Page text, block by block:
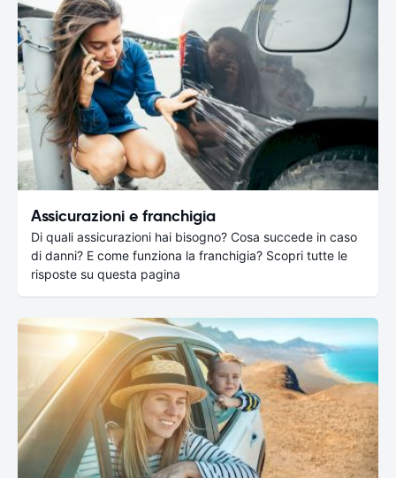
Assicurazioni e franchigia
Di quali assicurazioni hai bisogno? Cosa succede in caso
di danni? E come funziona la franchigia? Scopri tutte le
risposte su questa pagina